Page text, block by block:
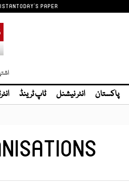
TODAY'S PAPER
پاکستان انٹر نیشنل ٹاپ ٹرینڈ